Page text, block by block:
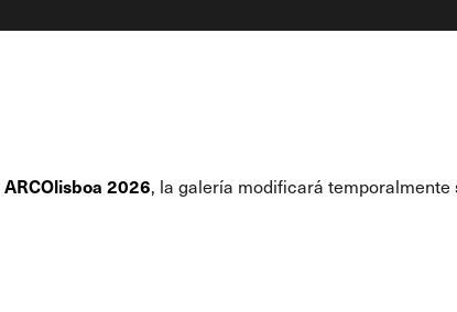
ARCOlisboa 2026, la galería modificará temporalmente